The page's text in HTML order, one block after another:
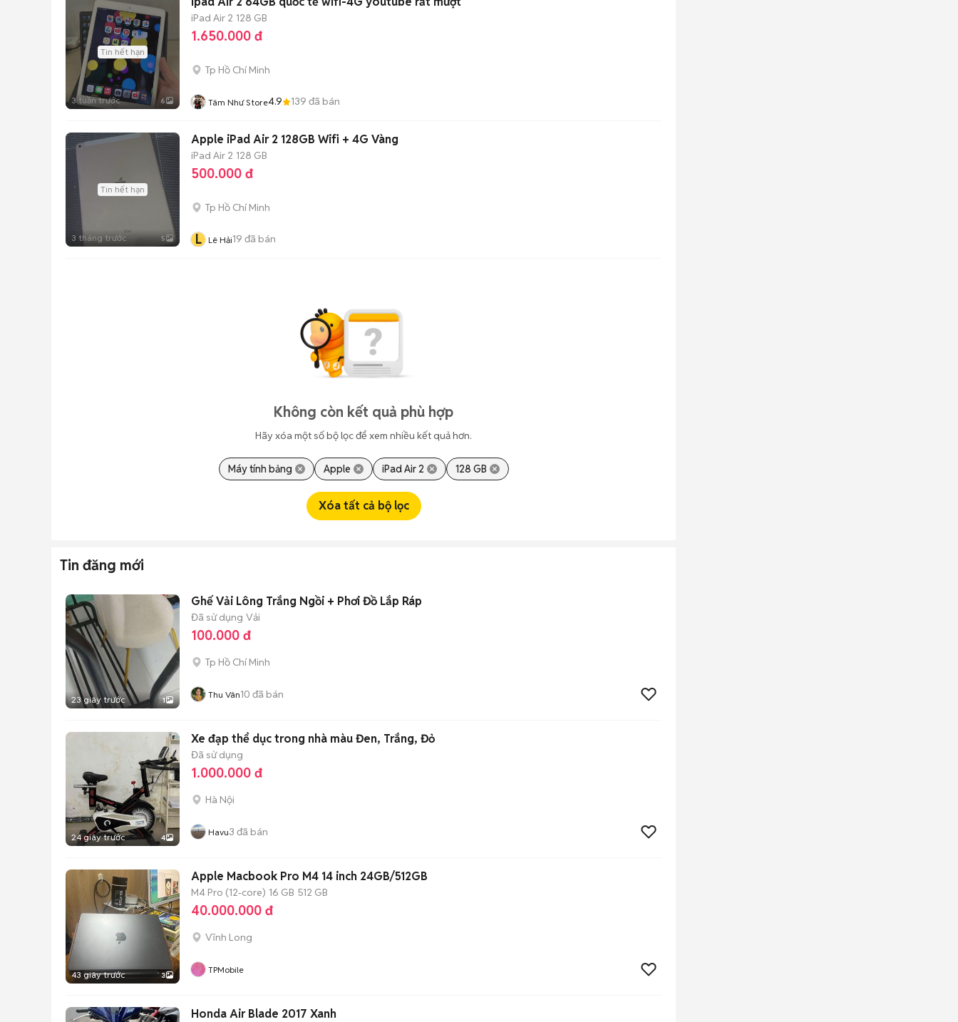
Tin hết hạn
3 tuần trước 6
iPad Air 2 128 GB
1.650.000 đ
Tp Hồ Chí Minh
Tâm Như Store4.9 139 đã bán
Tin hết hạn
3 tháng trước 5
Apple iPad Air 2 128GB Wifi + 4G Vàng
iPad Air 2 128 GB
500.000 đ
Tp Hồ Chí Minh
L Lê Hải19 đã bán
Không còn kết quả phù hợp
Hãy xóa một số bộ lọc để xem nhiều kết quả hơn.
Máy tính bảng Apple iPad Air 2 128 GB
Xóa tất cả bộ lọc
Tin đăng mới
23 giây trước 1
Ghế Vải Lông Trắng Ngồi + Phơi Đồ Lắp Ráp
Đã sử dụng Vải
100.000 đ
Tp Hồ Chí Minh
Thu Vân10 đã bán
24 giây trước 4
Xe đạp thể dục trong nhà màu Đen, Trắng, Đỏ
Đã sử dụng
1.000.000 đ
Hà Nội
Havu3 đã bán
43 giây trước 3
Apple Macbook Pro M4 14 inch 24GB/512GB
M4 Pro (12-core) 16 GB 512 GB
40.000.000 đ
Vĩnh Long
TPMobile
Honda Air Blade 2017 Xanh